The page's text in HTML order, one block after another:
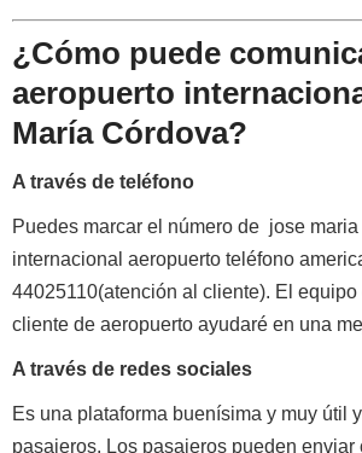
¿Cómo puede
aeropuerto
María Córdova?
A través de teléfono
Puedes marcar el número de jose maria
internacional aeropuerto teléfono
44025110(atención al cliente). El equipo
cliente de aeropuerto ayudaré en una
A través de redes sociales
Es una plataforma buenísima y muy útil
pasajeros. Los pasajeros pueden enviar